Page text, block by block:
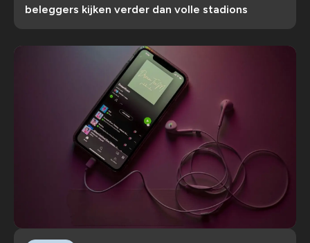
beleggers kijken verder dan volle stadions